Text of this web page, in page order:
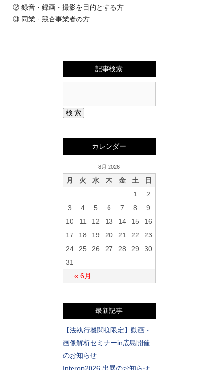
② 録音・録画・撮影を目的とする方
③ 同業・競合事業者の方
記事検索
カレンダー
8月 2026
月 火 水 木 金 土 日
« 6月
1
2
3
4 5 6 7 8
9
10
11 12 13 14 15
16
17
18 19 20 21 22
23
24
25 26 27 28 29
30
31
最新記事
【法執行機関様限定】動画・
画像解析セミナーin広島開催
のお知らせ
Interop2026 出展のお知らせ